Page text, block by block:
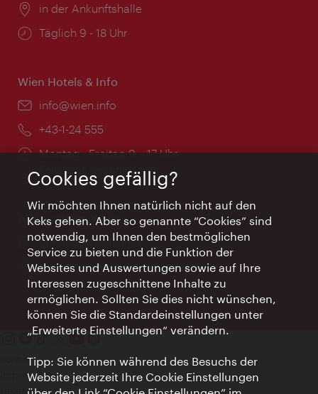
Ort:
in der Ankunftshalle
Öffnungszeiten:
Täglich 9 - 18 Uhr
Wien Hotels & Info
Email:
info@wien.info
Telefon:
+43-1-24 555
Öffnungszeiten:
Montag - Freitag 9 – 17 Uhr
Feiertags geschlossen
AI Concierge Wien
Ort:
concierge.wien.info
Öffnungszeiten:
Informationen rund um die Uhr
Kontakt
Impressum
Datenschutz
Cookies gefällig?
Wir möchten Ihnen natürlich nicht auf den
Keks gehen. Aber so genannte “Cookies” sind
notwendig, um Ihnen den bestmöglichen
Service zu bieten und die Funktion der
Websites und Auswertungen sowie auf Ihre
Interessen zugeschnittene Inhalte zu
ermöglichen. Sollten Sie dies nicht wünschen,
können Sie die Standardeinstellungen unter
„Erweiterte Einstellungen“ verändern.
Tipp: Sie können während des Besuchs der
Website jederzeit Ihre Cookie Einstellungen